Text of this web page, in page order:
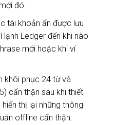
đó.
tài khoản ẩn được lưu
Ledger đến khi nào
mới hoặc khi ví
khôi phục 24 từ và
cẩn thận sau khi thiết
thị lại những thông
offline cẩn thận.